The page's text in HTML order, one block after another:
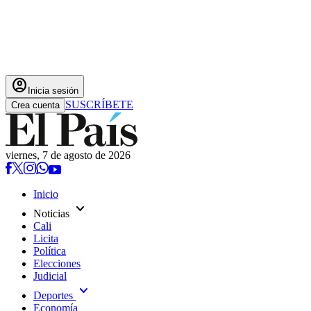
account_circle Inicia sesión
Crea cuenta SUSCRÍBETE
viernes, 7 de agosto de 2026
Inicio
Noticias expand_more
Cali
Licita
Política
Elecciones
Judicial
Deportes expand_more
Economía